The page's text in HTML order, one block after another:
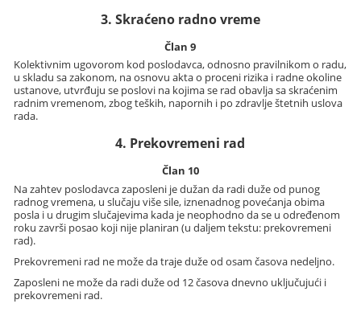
3. Skraćeno radno vreme
Član 9
Kolektivnim ugovorom kod poslodavca, odnosno pravilnikom o radu,
u skladu sa zakonom, na osnovu akta o proceni rizika i radne okoline
ustanove, utvrđuju se poslovi na kojima se rad obavlja sa skraćenim
radnim vremenom, zbog teških, napornih i po zdravlje štetnih uslova
rada.
4. Prekovremeni rad
Član 10
Na zahtev poslodavca zaposleni je dužan da radi duže od punog
radnog vremena, u slučaju više sile, iznenadnog povećanja obima
posla i u drugim slučajevima kada je neophodno da se u određenom
roku završi posao koji nije planiran (u daljem tekstu: prekovremeni
rad).
Prekovremeni rad ne može da traje duže od osam časova nedeljno.
Zaposleni ne može da radi duže od 12 časova dnevno uključujući i
prekovremeni rad.